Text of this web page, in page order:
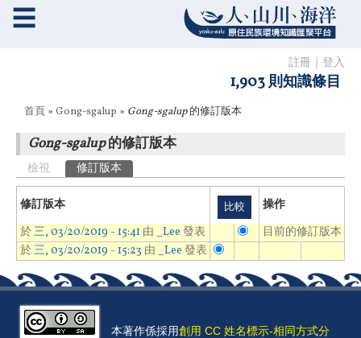
註冊 登入
1,903 則知識條目
☰
您在這裡
首頁 » Gong-sgalup » Gong-sgalup的修訂版本
Gong-sgalup的修訂版本
主要索引標籤
檢視 修訂版本
修訂版本
操作
於三, 03/20/2019 - 15:41 由 _Lee 發表
目前的修訂版本
於三, 03/20/2019 - 15:23 由 _Lee 發表
本著作係採用創用 CC 姓名標示-相同方式分